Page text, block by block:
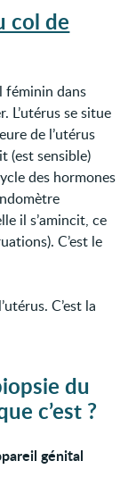
col de
féminin dans
L’utérus se situe
de l’utérus
(est sensible)
des hormones
il s’amincit, ce
C’est le
C’est la
du
c’est ?
génital